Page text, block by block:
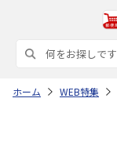
ホーム WEB特集